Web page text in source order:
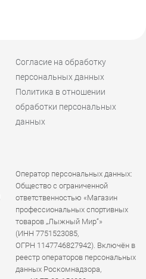
Согласие на обработку
персональных данных
Политика в отношении
обработки персональных
данных
Оператор персональных данных:
Общество с ограниченной
ответственностью «Магазин
профессиональных спортивных
товаров „Лыжный Мир“»
(ИНН 7751523085,
ОГРН 1147746827942). Включён в
реестр операторов персональных
данных Роскомнадзора,